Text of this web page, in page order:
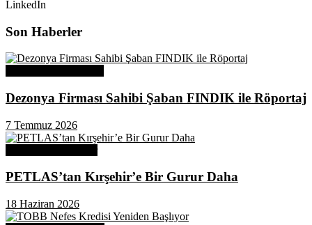
LinkedIn
Son Haberler
Dezonya Firması Sahibi Şaban FINDIK ile Röportaj
7 Temmuz 2026
PETLAS’tan Kırşehir’e Bir Gurur Daha
18 Haziran 2026